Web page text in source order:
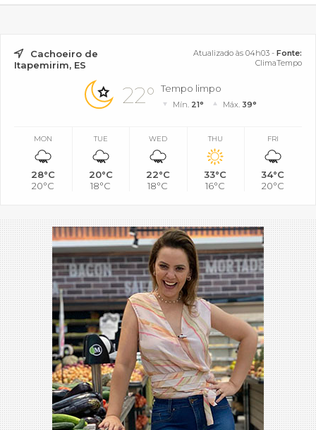
Cachoeiro de
Itapemirim, ES
Atualizado às 04h03 - Fonte:
ClimaTempo
22° Tempo limpo
Mín. 21° Máx. 39°
MON
28°C
20°C
TUE
20°C
18°C
WED
22°C
18°C
THU
33°C
16°C
FRI
34°C
20°C